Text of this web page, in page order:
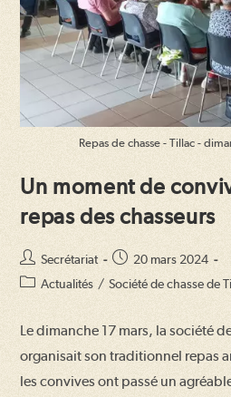
Repas de chasse - Tillac -
Un moment de
repas des chasseurs
Auteur/autrice
de
Secrétariat
Publication
publiée :
20 mars 2024
PostActualités / Société de chasse de
Le dimanche 17 mars, la société
organisait son traditionnel repas
les convives ont passé un